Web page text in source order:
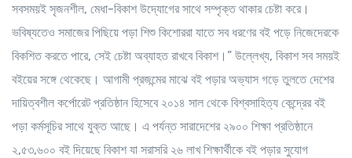
সবসময়ই সৃজনশীল, মেধা-বিকাশ উদ্যোগের সাথে সম্পৃক্ত থাকার চেষ্টা করে।
ভবিষ্যতেও সমাজের পিছিয়ে পড়া শিশু কিশোররা যাতে সব ধরণের বই পড়ে নিজেদেরকে
বিকশিত করতে পারে, সেই চেষ্টা অব্যাহত রাখবে বিকাশ।” উল্লেখ্য, বিকাশ সব সময়ই
বইয়ের সঙ্গে থেকেছে। আগামী প্রজন্মের মাঝে বই পড়ার অভ্যাস গড়ে তুলতে দেশের
দায়িত্বশীল কর্পোরেট প্রতিষ্ঠান হিসেবে ২০১৪ সাল থেকে বিশ্বসাহিত্য কেন্দ্রের বই
পড়া কর্মসূচির সাথে যুক্ত আছে। এ পর্যন্ত সারাদেশের ২৯০০ শিক্ষা প্রতিষ্ঠানে
২,৫৩,৬০০ বই দিয়েছে বিকাশ যা সরাসরি ২৬ লাখ শিক্ষার্থীকে বই পড়ার সুযোগ